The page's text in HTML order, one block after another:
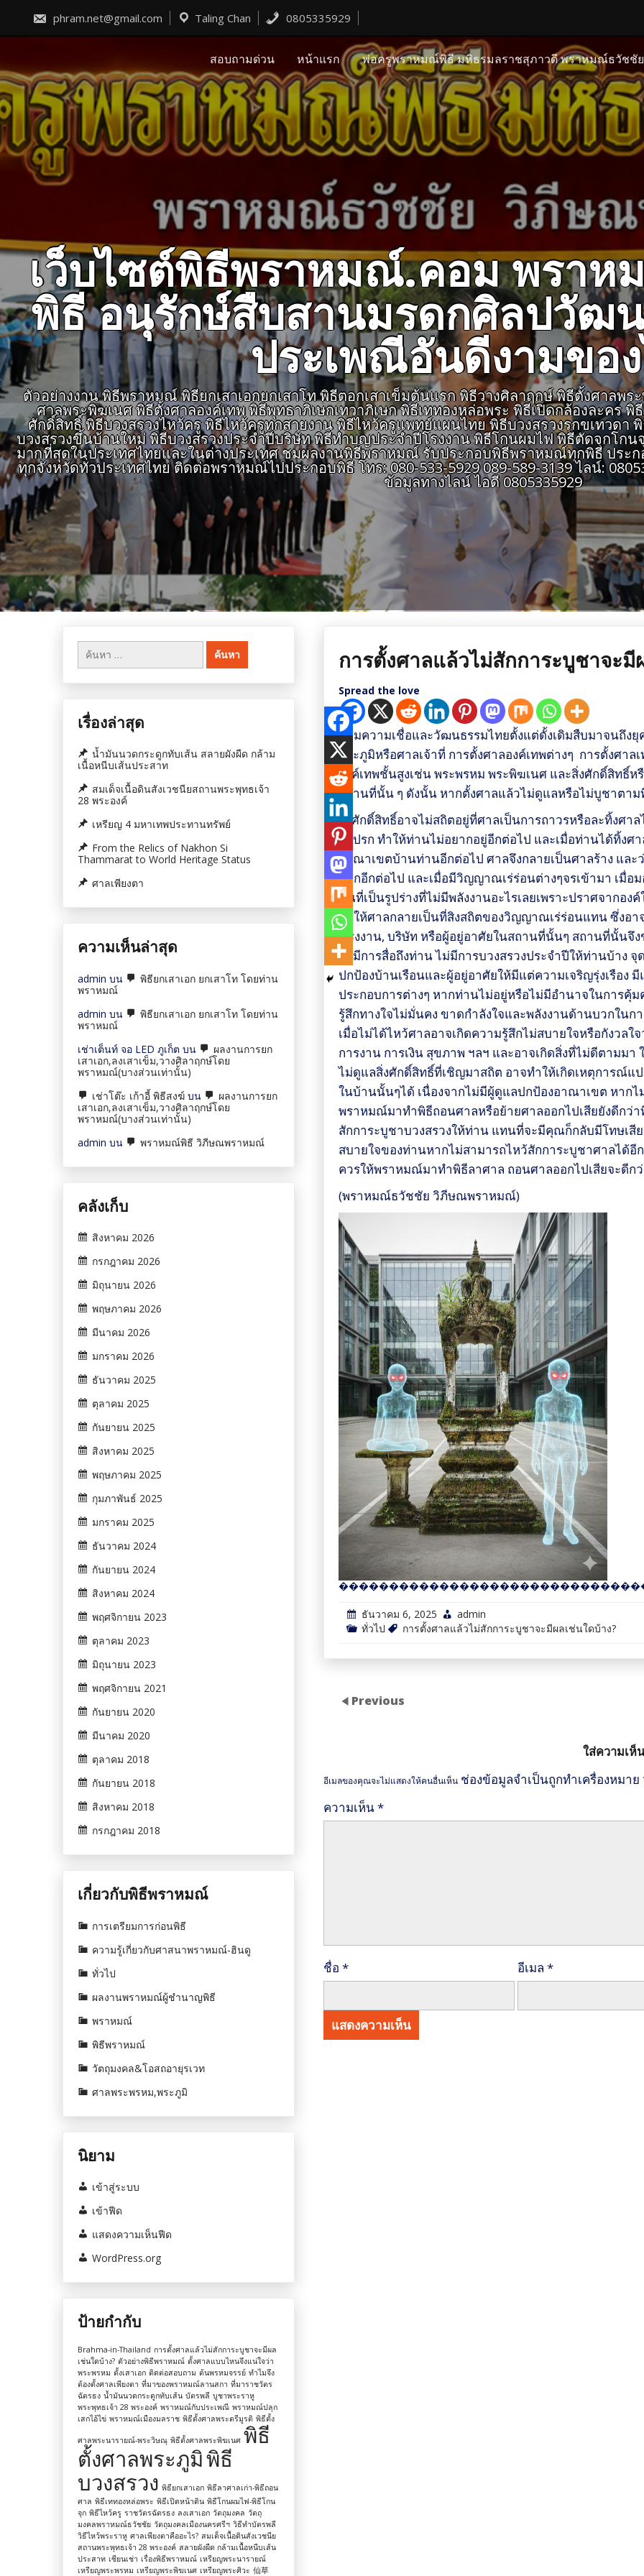
content
phram.net@gmail.com Taling Chan 0805335929
สอบถามด่วน หน้าแรก พ่อครูพราหมณ์พิธี มหิธรมลราชสุภาวดี พราหมณ์ธวัช
เว็บไซต์พิธีพราหมณ์.คอม พรา
พิธี อนุรักษ์สืบสานมรดกศิลปวัฒ
ประเพณีอันดีงามขอ
ตัวอย่างงาน พิธีพราหมณ์ พิธียกเสาเอกยกเสาโท พิธีตอกเสาเข็มต้นแรก พิธีวางศิลาฤกษ์ พิธีตั้งศาลพ
ศาลพระพิฆเนศ พิธีตั้งศาลองค์เทพ พิธีพุทธาภิเษกเทวาภิเษก พิธีเททองหล่อพระ พิธีเปิดกล้องละคร พิ
ศักดิ์สิทธิ์ พิธีบวงสรวงไหว้ครู พิธีไหว้ครูทุกสายงาน พิธีไหว้ครูแพทย์แผนไทย พิธีบวงสรวงรุกขเทวดา
บวงสรวงขึ้นบ้านใหม่ พิธีบวงสรวงประจำปีบริษัท พิธีทำบุญประจำปีโรงงาน พิธีโกนผมไฟ พิธีตัดจุกโ
มากที่สุดในประเทศไทยและในต่างประเทศ ชมผลงานพิธีพราหมณ์ รับประกอบพิธีพราหมณ์ทุกพิธี ปร
ทุกจังหวัดทั่วประเทศไทย ติดต่อพราหมณ์ไปประกอบพิธี โทร: 080-533-5929 089-589-3139 ไลน์:
ข้อมูลทางไลน์ ไอดี 0805335929
การตั้งศาลแล้วไม่สักการะบูชาจะมี
Spread the love
ตามความเชื่อและวัฒนธรรมไทยตั้งแต่ดั้งเดิมสืบมาจนถึง
พระภูมิหรือศาลเจ้าที่ การตั้งศาลองค์เทพต่างๆ การตั้งศา
องค์เทพชั้นสูงเช่น พระพรหม พระพิฆเนศ และสิ่งศักดิ์สิทธิ์ห
สถานที่นั้น ๆ ดังนั้น หากตั้งศาลแล้วไม่ดูแลหรือไม่บูชาตาม
สิ่งศักดิ์สิทธิ์อาจไม่สถิตอยู่ที่ศาลเป็นการถาวรหรือละทิ้งศา
สกปรก ทำให้ท่านไม่อยากอยู่อีกต่อไป และเมื่อท่านได้ทิ้งศ
อาณาเขตบ้านท่านอีกต่อไป ศาลจึงกลายเป็นศาลร้าง และ
บวกอีกต่อไป และเมื่อมีวิญญาณเร่ร่อนต่างๆจรเข้ามา เมื่อ
ซิ่นที่เป็นรูปร่างที่ไม่มีพลังงานอะไรเลยเพราะปราศจากอ
ทำให้ศาลกลายเป็นที่สิงสถิตของวิญญาณเร่ร่อนแทน ซึ่งอา
,โรงงาน, บริษัท หรือผู้อยู่อาศัยในสถานที่นั้นๆ สถานที่นั้นจึ
ไม่มีการสื่อถึงท่าน ไม่มีการบวงสรวงประจำปีให้ท่านบ้าง
ปกป้องบ้านเรือนและผู้อยู่อาศัยให้มีแต่ความเจริญรุ่งเรือง
ประกอบการต่างๆ หากท่านไม่อยู่หรือไม่มีอำนาจในการคุ้
รู้สึกทางใจไม่มั่นคง ขาดกำลังใจและพลังงานด้านบวกใน
เมื่อไม่ได้ไหว้ศาลอาจเกิดความรู้สึกไม่สบายใจหรือกังวล
การงาน การเงิน สุขภาพ ฯลฯ และอาจเกิดสิ่งที่ไม่ดีตามม
ไม่ดูแลสิ่งศักดิ์สิทธิ์ที่เชิญมาสถิต อาจทำให้เกิดเหตุการณ์แ
ในบ้านนั้นๆได้ เนื่องจากไม่มีผู้ดูแลปกป้องอาณาเขต หาก
พราหมณ์มาทำพิธีถอนศาลหรือย้ายศาลออกไปเสียยังดีกว่า
สักการะบูชาบวงสรวงให้ท่าน แทนที่จะมีคุณก็กลับมีโทษเสี
สบายใจของท่านหากไม่สามารถไหว้สักการะบูชาศาลได้
ควรให้พราหมณ์มาทำพิธีลาศาล ถอนศาลออกไปเสียจะดีก
(พราหมณ์ธวัชชัย วิภีษณพราหมณ์)
������������������������������
ธันวาคม 6, 2025
admin
ทั่วไป
การตั้งศาลแล้วไม่สักการะบูชาจะมีผลเช่นใดบ้าง?
Previous
ใส่ความเห็น
อีเมลของคุณจะไม่แสดงให้คนอื่นเห็น ช่องข้อมูลจำเป็นถูกทำเครื่องหมาย
ความเห็น*
ชื่อ * อีเมล *
ค้นหา
สำหรับ:
เรื่องล่าสุด
น้ำมันนวดกระดูกทับเส้น สลายผังผืด กล้าม
เนื้อหนีบเส้นประสาท
สมเด็จเนื้อดินสังเวชนียสถานพระพุทธเจ้า
28 พระองค์
เหรียญ 4 มหาเทพประทานทรัพย์
From the Relics of Nakhon Si
Thammarat to World Heritage Status
ศาลเพียงตา
ความเห็นล่าสุด
admin บน
พิธียกเสาเอก ยกเสาโท โดยท่าน
พราหมณ์
admin บน
พิธียกเสาเอก ยกเสาโท โดยท่าน
พราหมณ์
เช่าเต็นท์ จอ LED ภูเก็ต บน
ผลงานการยก
เสาเอก,ลงเสาเข็ม,วางศิลาฤกษ์โดย
พราหมณ์(บางส่วนเท่านั้น)
เช่าโต๊ะ เก้าอี้ พิธีสงฆ์ บน
ผลงานการยก
เสาเอก,ลงเสาเข็ม,วางศิลาฤกษ์โดย
พราหมณ์(บางส่วนเท่านั้น)
admin บน พราหมณ์พิธี วิภีษณพราหมณ์
คลังเก็บ
สิงหาคม 2026
กรกฎาคม 2026
มิถุนายน 2026
พฤษภาคม 2026
มีนาคม 2026
มกราคม 2026
ธันวาคม 2025
ตุลาคม 2025
กันยายน 2025
สิงหาคม 2025
พฤษภาคม 2025
กุมภาพันธ์ 2025
มกราคม 2025
ธันวาคม 2024
กันยายน 2024
สิงหาคม 2024
พฤศจิกายน 2023
ตุลาคม 2023
มิถุนายน 2023
พฤศจิกายน 2021
กันยายน 2020
มีนาคม 2020
ตุลาคม 2018
กันยายน 2018
สิงหาคม 2018
กรกฎาคม 2018
เกี่ยวกับพิธีพราหมณ์
การเตรียมการก่อนพิธี
ความรู้เกี่ยวกับศาสนาพราหมณ์-ฮินดู
ทั่วไป
ผลงานพราหมณ์ผู้ชำนาญพิธี
พราหมณ์
พิธีพราหมณ์
วัตถุมงคล&โอสถอายุรเวท
ศาลพระพรหม,พระภูมิ
นิยาม
เข้าสู่ระบบ
เข้าฟีด
แสดงความเห็นฟีด
WordPress.org
ป้ายกำกับ
Brahma-in-Thailand การตั้งศาลแล้วไม่สักการะบูชาจะมีผล
เช่นใดบ้าง? ตัวอย่างพิธีพราหมณ์ ตั้งศาลแบบไหนจึงแน่ใจว่า
พระพรหม ตั้งเสาเอก ติดต่อสอบถาม ต้นพรหมจรรย์ ทำไมจึง
ต้องตั้งศาลเพียงตา ที่มาของพราหมณ์ลานสกา ที่มาราชวัตร
ฉัตรธง น้ำมันนวดกระดูกทับเส้น บัตรพลี บูชาพระราหู
พระพุทธเจ้า 28 พระองค์ พราหมณ์กับประเพณี พราหมณ์ปลุก
เสกไอ้ไข่ พราหมณ์เมืองมลราช พิธีตั้งศาลพระตรีมูรติ พิธีตั้ง
ศาลพระนารายณ์-พระวิษณุ พิธีตั้งศาลพระพิฆเนศ พิธี
ตั้งศาลพระภูมิพิธี
บวงสรวง พิธียกเสาเอก พิธีลาศาลเก่า-พิธีถอน
ศาล พิธีเททองหล่อพระ พิธีเปิดหน้าดิน พิธีโกนผมไฟ-พิธีโกน
จุก พิธีไหว้ครู ราชวัตรฉัตรธง ลงเสาเอก วัตถุมงคล วัตถุ
มงคลพราหมณ์ธวัชชัย วัตถุมงคลเมืองนครศรีฯ วิธีทำบัตรพลี
วิธีไหว้พระราหู ศาลเพียงตาคืออะไร? สมเด็จเนื้อดินสังเวชนีย
สถานพระพุทธเจ้า 28 พระองค์ สลายผังผืด กล้ามเนื้อหนีบเส้น
ประสาท เซียนเช่า เรื่องพิธีพราหมณ์ เหรียญพระนารายณ์
เหรียญพระพรหม เหรียญพระพิฆเนศ เหรียญพระศิวะ 仙草